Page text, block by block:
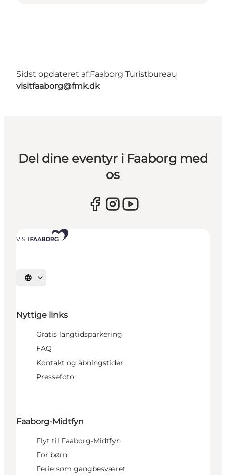
Sidst opdateret af:Faaborg Turistbureau
visitfaaborg@fmk.dk
Del dine eventyr i Faaborg med
os
Vælg sprog
Nyttige links
Gratis langtidsparkering
FAQ
Kontakt og åbningstider
Pressefoto
Faaborg-Midtfyn
Flyt til Faaborg-Midtfyn
For børn
Ferie som gangbesværet